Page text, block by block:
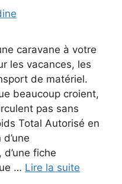
caravane à votre
les vacances, les
de matériel.
beaucoup croient,
pas sans
Total Autorisé en
fiche
… Lire la suite